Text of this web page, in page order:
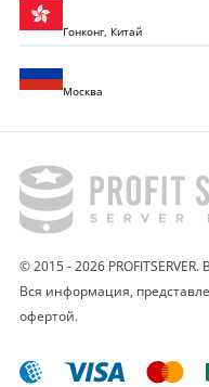
Гонконг, Китай
Москва
© 2015 - 2026
Вся информация,
офертой.